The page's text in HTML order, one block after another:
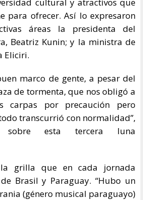
para ofrecer. Así lo expresaron
áreas la presidenta del
Beatriz Kunin; y la ministra de
Eliciri.
marco de gente, a pesar del
de tormenta, que nos obligó a
carpas por precaución pero
transcurrió con normalidad”,
sobre esta tercera luna
la grilla que en cada jornada
Brasil y Paraguay. “Hubo un
(género musical paraguayo)